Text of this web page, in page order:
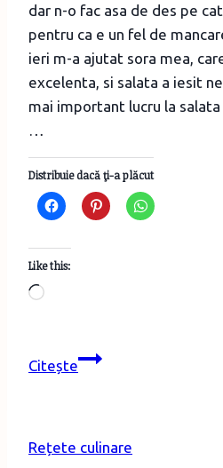
dar n-o fac asa de des pe
pentru ca e un fel de
ieri m-a ajutat sora mea,
excelenta, si salata a iesit
mai important lucru la
Distribuie dacă ţi-a plăcut
Like this:
Loading…
CiteșteSalată
formă
Rețete culinare